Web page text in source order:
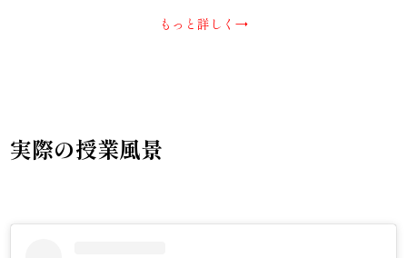
もっと詳しく→
実際の授業風景